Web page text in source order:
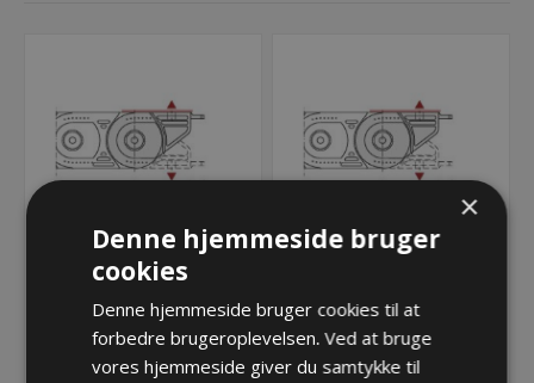
Endebeslag UA1665 - 225
- Med bolt
49,51 kr.
Endebeslag UA1665 - 225
- Uden bolt
49,51 kr.
×
Denne hjemmeside bruger
cookies
Denne hjemmeside bruger cookies til at
forbedre brugeroplevelsen. Ved at bruge
vores hjemmeside giver du samtykke til